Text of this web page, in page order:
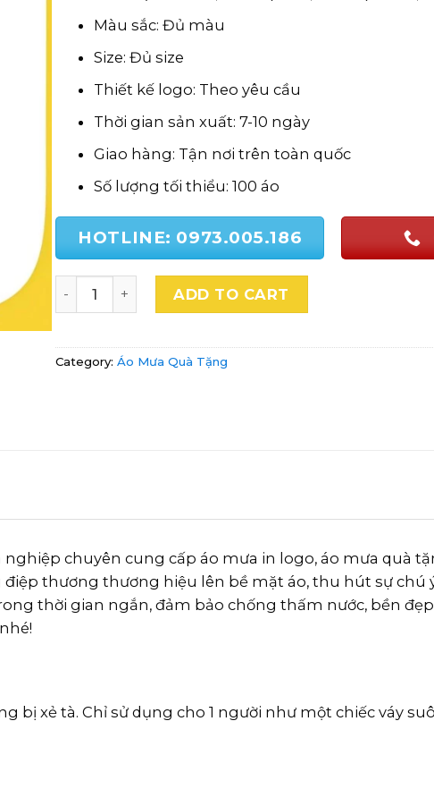
Màu sắc: Đủ màu
Size: Đủ size
Thiết kế logo: Theo yêu cầu
Thời gian sản xuất: 7-10 ngày
Giao hàng: Tận nơi trên toàn quốc
Số lượng tối thiểu: 100 áo
HOTLINE: 0973.005.186
ADD TO CART
Category: Áo Mưa Quà Tặng
chuyên cung cấp áo mưa in logo, áo mưa quà
thương thương hiệu lên bề mặt áo, thu hút sự chú
thời gian ngắn, đảm bảo chống thấm nước, bền
xẻ tà. Chỉ sử dụng cho 1 người như một chiếc váy